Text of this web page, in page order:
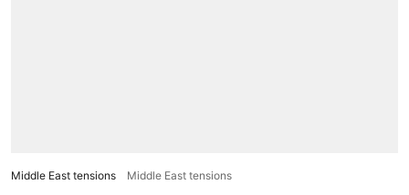
Middle East tensions Middle East tensions